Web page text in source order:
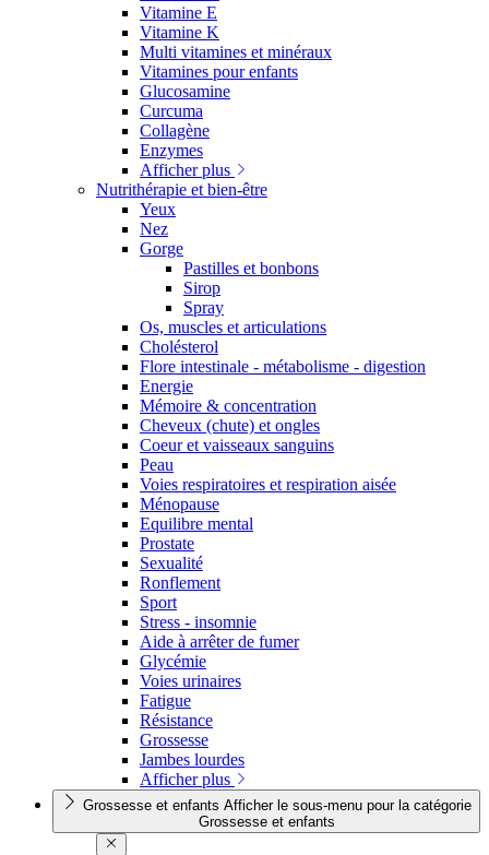
Vitamine E
Vitamine K
Multi vitamines et minéraux
Vitamines pour enfants
Glucosamine
Curcuma
Collagène
Enzymes
Afficher plus
Nutrithérapie et bien-être
Yeux
Nez
Gorge
Pastilles et bonbons
Sirop
Spray
Os, muscles et articulations
Cholésterol
Flore intestinale - métabolisme - digestion
Energie
Mémoire & concentration
Cheveux (chute) et ongles
Coeur et vaisseaux sanguins
Peau
Voies respiratoires et respiration aisée
Ménopause
Equilibre mental
Prostate
Sexualité
Ronflement
Sport
Stress - insomnie
Aide à arrêter de fumer
Glycémie
Voies urinaires
Fatigue
Résistance
Grossesse
Jambes lourdes
Afficher plus
Grossesse et enfants Afficher le sous-menu pour la catégorie
Grossesse et enfants